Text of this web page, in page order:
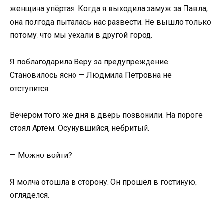
женщина упёртая. Когда я выходила замуж за Павла,
она полгода пыталась нас развести. Не вышло только
потому, что мы уехали в другой город.
Я поблагодарила Веру за предупреждение.
Становилось ясно — Людмила Петровна не
отступится.
Вечером того же дня в дверь позвонили. На пороге
стоял Артём. Осунувшийся, небритый.
— Можно войти?
Я молча отошла в сторону. Он прошёл в гостиную,
огляделся.